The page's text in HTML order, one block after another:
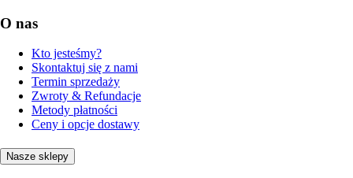
O nas
Kto jesteśmy?
Skontaktuj się z nami
Termin sprzedaży
Zwroty & Refundacje
Metody płatności
Ceny i opcje dostawy
Nasze sklepy